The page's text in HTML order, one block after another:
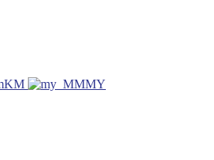
KM MY